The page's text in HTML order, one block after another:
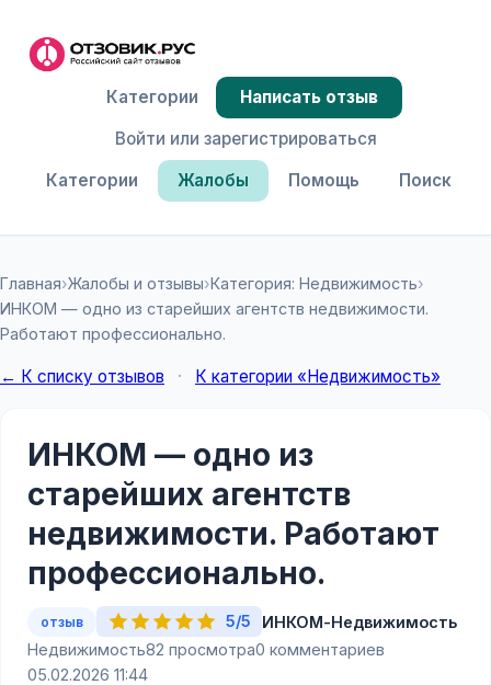
Категории Жалобы Помощь Поиск
Категории
Написать отзыв
Войти или зарегистрироваться
Главная›Жалобы и отзывы›Категория: Недвижимость›
ИНКОМ — одно из старейших агентств недвижимости.
Работают профессионально.
← К списку отзывов · К категории «Недвижимость»
ИНКОМ — одно из
старейших агентств
недвижимости. Работают
профессионально.
отзыв 5/5
ИНКОМ-Недвижимость
Недвижимость82 просмотра0 комментариев
05.02.2026 11:44